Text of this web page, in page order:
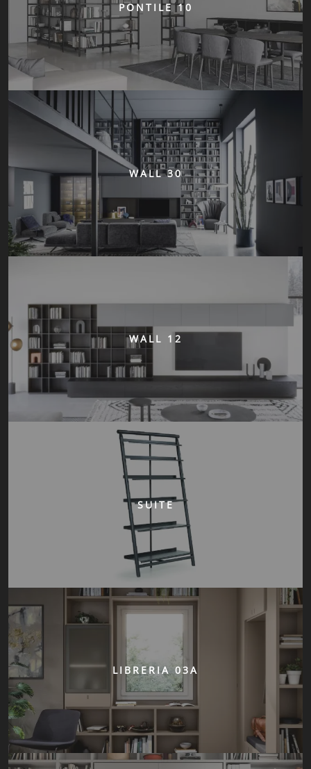
PONTILE 10
WALL 30
WALL 12
SUITE
LIBRERIA 03A